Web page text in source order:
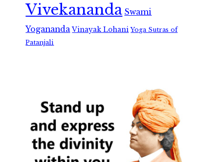
Vivekananda Swami
Yogananda Vinayak Lohani Yoga Sutras of
Patanjali